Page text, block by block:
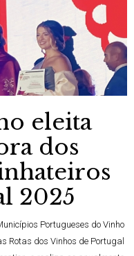
eleita
dos
2025
Portugueses do Vinho
Rotas dos Vinhos de Portugal